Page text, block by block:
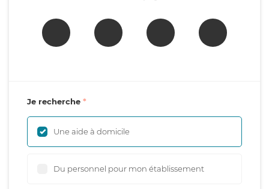
Je recherche
Une aide à domicile
Du personnel pour mon établissement